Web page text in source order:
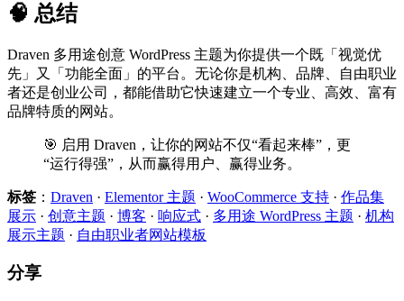
🧠 总结
Draven 多用途创意 WordPress 主题为你提供一个既「视觉优
先」又「功能全面」的平台。无论你是机构、品牌、自由职业
者还是创业公司，都能借助它快速建立一个专业、高效、富有
品牌特质的网站。
🎯 启用 Draven，让你的网站不仅“看起来棒”，更
“运行得强”，从而赢得用户、赢得业务。
标签 ： Draven · Elementor 主题 · WooCommerce 支持 · 作品集
展示 · 创意主题 · 博客 · 响应式 · 多用途 WordPress 主题 · 机构
展示主题 · 自由职业者网站模板
分享